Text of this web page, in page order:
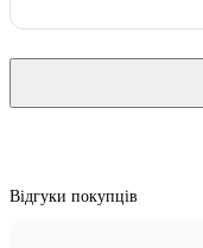
Відгуки покупців